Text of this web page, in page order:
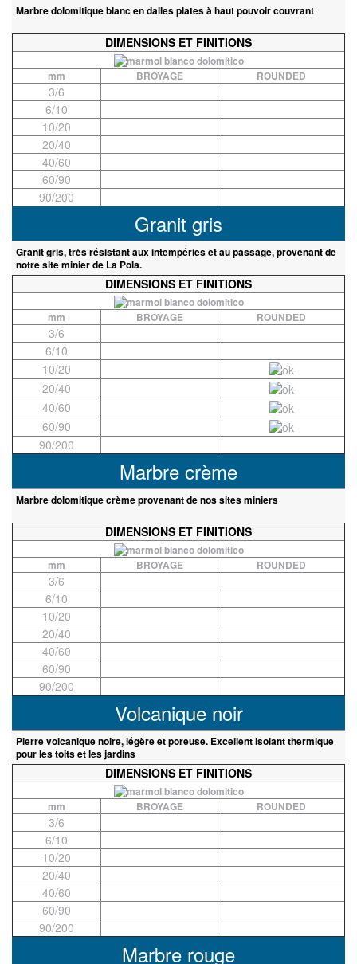
Marbre dolomitique blanc en dalles plates à haut pouvoir couvrant
DIMENSIONS ET FINITIONS
mm BROYAGE ROUNDED
3/6
6/10
10/20
20/40
40/60
60/90
90/200
Granit gris
Granit gris, très résistant aux intempéries et au passage, provenant de
notre site minier de La Pola.
DIMENSIONS ET FINITIONS
mm BROYAGE ROUNDED
3/6
6/10
10/20
20/40
40/60
60/90
90/200
Marbre crème
Marbre dolomitique crème provenant de nos sites miniers
DIMENSIONS ET FINITIONS
mm BROYAGE ROUNDED
3/6
6/10
10/20
20/40
40/60
60/90
90/200
Volcanique noir
Pierre volcanique noire, légère et poreuse. Excellent isolant thermique
pour les toits et les jardins
DIMENSIONS ET FINITIONS
mm BROYAGE ROUNDED
3/6
6/10
10/20
20/40
40/60
60/90
90/200
Marbre rouge